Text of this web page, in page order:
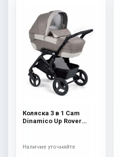
Коляска 3 в 1 Cam
Dinamico Up Rover
Наличие уточняйте